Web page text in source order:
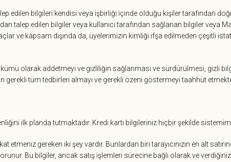
edilen bilgileri kendisi veya işbirliği içinde olduğu kişiler tarafından
talep edilen bilgiler veya kullanıcı tarafından sağlanan bilgiler veya
ve kapsam dışında da, üyelerimizin kimliği ifşa edilmeden çeşitli
olarak addetmeyi ve gizliliğin sağlanması ve sürdürülmesi, gizli
gerekli tüm tedbirleri almayı ve gerekli özeni göstermeyi taahhüt
ilk planda tutmaktadır. Kredi kartı bilgileriniz hiçbir şekilde
gereken iki şey vardır. Bunlardan biri tarayıcınızın en alt
Bu bilgiler, ancak satış işlemleri sürecine bağlı olarak ve verdiğiniz